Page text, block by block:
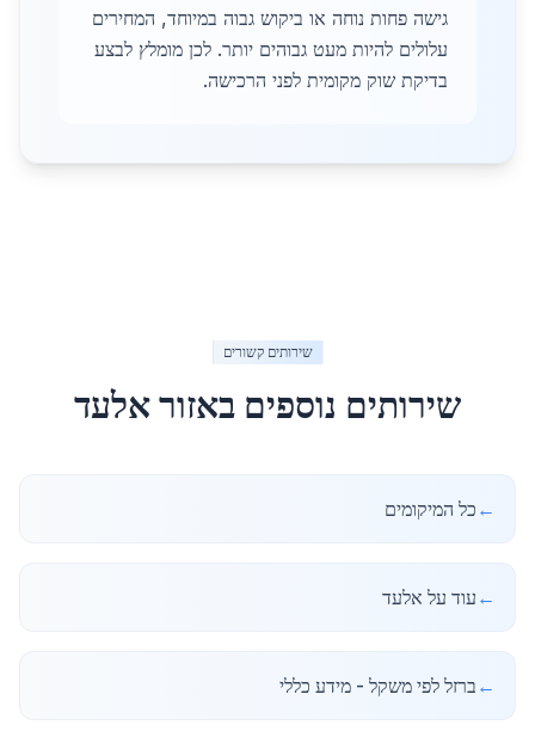
גישה פחות נוחה או ביקוש גבוה במיוחד, המחירים
עלולים להיות מעט גבוהים יותר. לכן מומלץ לבצע
בדיקת שוק מקומית לפני הרכישה.
שירותים קשורים
שירותים נוספים באזוראלעד
← כל המיקומים
← עוד על אלעד
← ברזל לפי משקל - מידע כללי